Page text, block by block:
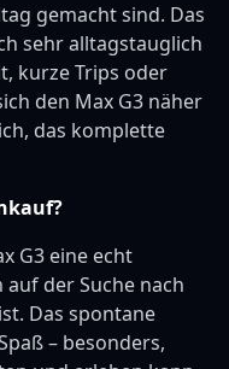
gemacht sind. Das
sehr alltagstauglich
kurze Trips oder
den Max G3 näher
das komplette
G3 eine echt
der Suche nach
Das spontane
– besonders,